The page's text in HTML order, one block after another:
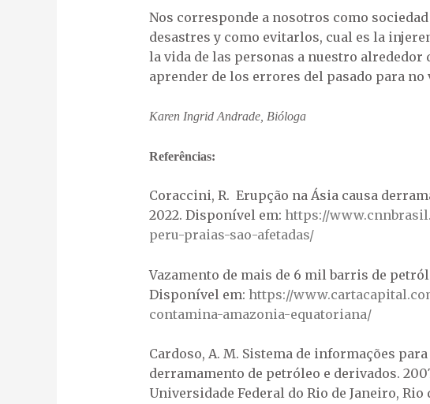
Nos corresponde a nosotros como
desastres y como evitarlos, cual es la
la vida de las personas a nuestro alrededor
aprender de los errores del pasado para
Karen Ingrid Andrade, Bióloga
Referências:
Coraccini, R. Erupção na Ásia causa
2022. Disponível em: https://
peru-praias-sao-afetadas/
Vazamento de mais de 6 mil barris de
Disponível em: https://
contamina-amazonia-equatoriana/
Cardoso, A. M. Sistema de informações
derramamento de petróleo e derivados.
Universidade Federal do Rio de Janeiro, Rio